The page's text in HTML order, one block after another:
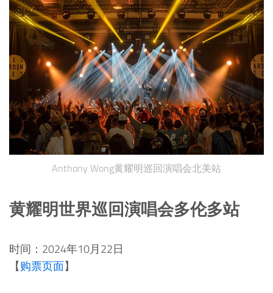
Anthony Wong黄耀明巡回演唱会北美站
黄耀明世界巡回演唱会多伦多站
时间：2024年10月22日
【购票页面】